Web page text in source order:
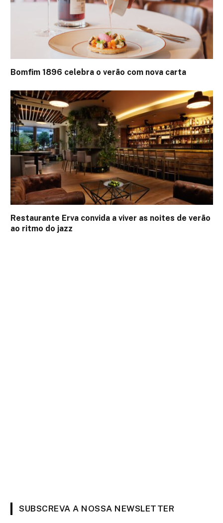
Bomfim 1896 celebra o verão com nova carta
Restaurante Erva convida a viver as noites de verão
ao ritmo do jazz
SUBSCREVA A NOSSA NEWSLETTER